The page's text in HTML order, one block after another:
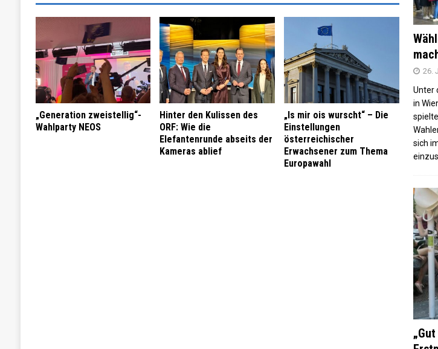
„Generation zweistellig“-
Wahlparty NEOS
Hinter den Kulissen des
ORF: Wie die
Elefantenrunde abseits der
Kameras ablief
„Is mir ois wurscht“ – Die
Einstellungen
österreichischer
Erwachsener zum Thema
Europawahl
26.
Unter
in
sich